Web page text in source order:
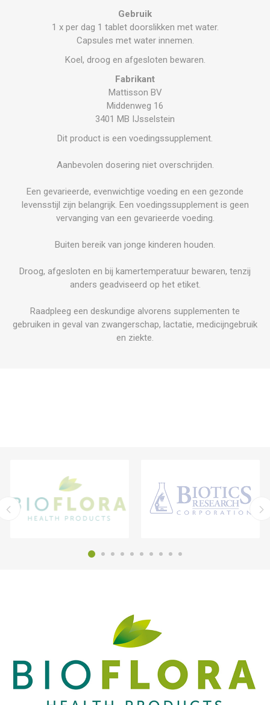
Gebruik
1 x per dag 1 tablet doorslikken met water.
Capsules met water innemen.
Koel, droog en afgesloten bewaren.
Fabrikant
Mattisson BV
Middenweg 16
3401 MB IJsselstein
Dit product is een voedingssupplement.
Aanbevolen dosering niet overschrijden.
Een gevarieerde, evenwichtige voeding en een gezonde
levensstijl zijn belangrijk. Een voedingssupplement is geen
vervanging van een gevarieerde voeding.
Buiten bereik van jonge kinderen houden.
Droog, afgesloten en bij kamertemperatuur bewaren, tenzij
anders geadviseerd op het etiket.
Raadpleeg een deskundige alvorens supplementen te
gebruiken in geval van zwangerschap, lactatie, medicijngebruik
en ziekte.